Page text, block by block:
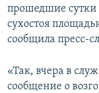
поискуИНФОГРАФИКА
ТЕЛЕПРОЕКТ
ПРОПАВШИЕ БЕЗ
КАК ОБОЙТИ
Українською
Qırımtatar
прошедшие сутки
сухостоя
сообщила пресс-
«Так, вчера в
сообщение о